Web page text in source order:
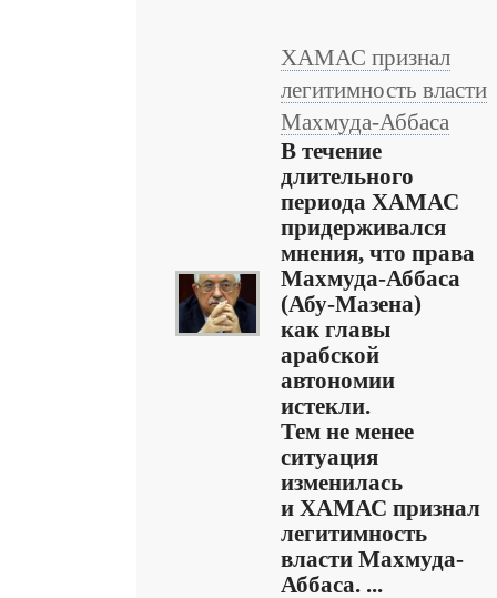
ХАМАС признал
легитимность власти
Махмуда-Аббаса
В течение
длительного
периода ХАМАС
придерживался
мнения, что права
Махмуда-Аббаса
(Абу-Мазена)
как главы
арабской
автономии
истекли.
Тем не менее
ситуация
изменилась
и ХАМАС признал
легитимность
власти Махмуда-
Аббаса. ...